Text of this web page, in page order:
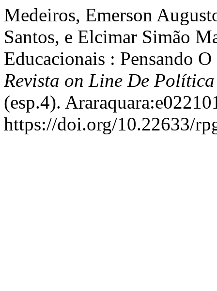
Medeiros, Emerson
Santos, e Elcimar Simão
Educacionais : Pensando
Revista on Line De
(esp.4).
https://doi.org/10.22633/